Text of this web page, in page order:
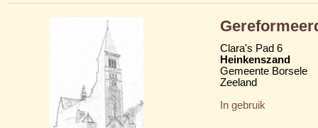
Clara's Pad 6
Heinkenszand
Gemeente Borsele
Zeeland
In gebruik